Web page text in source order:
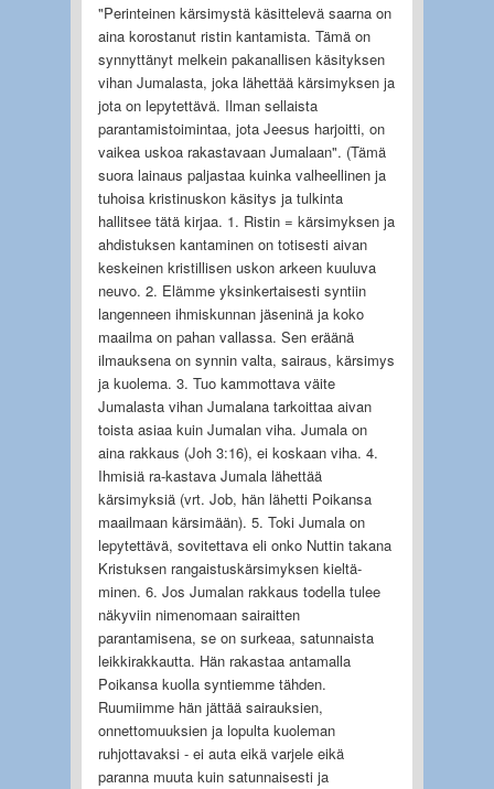
"Perinteinen kärsimystä käsittelevä saarna on
aina korostanut ristin kantamista. Tämä on
synnyttänyt melkein pakanallisen käsityksen
vihan Jumalasta, joka lähettää kärsimyksen ja
jota on lepytettävä. Ilman sellaista
parantamistoimintaa, jota Jeesus harjoitti, on
vaikea uskoa rakastavaan Jumalaan". (Tämä
suora lainaus paljastaa kuinka valheellinen ja
tuhoisa kristinuskon käsitys ja tulkinta
hallitsee tätä kirjaa. 1. Ristin = kärsimyksen ja
ahdistuksen kantaminen on totisesti aivan
keskeinen kristillisen uskon arkeen kuuluva
neuvo. 2. Elämme yksinkertaisesti syntiin
langenneen ihmiskunnan jäseninä ja koko
maailma on pahan vallassa. Sen eräänä
ilmauksena on synnin valta, sairaus, kärsimys
ja kuolema. 3. Tuo kammottava väite
Jumalasta vihan Jumalana tarkoittaa aivan
toista asiaa kuin Jumalan viha. Jumala on
aina rakkaus (Joh 3:16), ei koskaan viha. 4.
Ihmisiä ra-kastava Jumala lähettää
kärsimyksiä (vrt. Job, hän lähetti Poikansa
maailmaan kärsimään). 5. Toki Jumala on
lepytettävä, sovitettava eli onko Nuttin takana
Kristuksen rangaistuskärsimyksen kieltä-
minen. 6. Jos Jumalan rakkaus todella tulee
näkyviin nimenomaan sairaitten
parantamisena, se on surkeaa, satunnaista
leikkirakkautta. Hän rakastaa antamalla
Poikansa kuolla syntiemme tähden.
Ruumiimme hän jättää sairauksien,
onnettomuuksien ja lopulta kuoleman
ruhjottavaksi - ei auta eikä varjele eikä
paranna muuta kuin satunnaisesti ja